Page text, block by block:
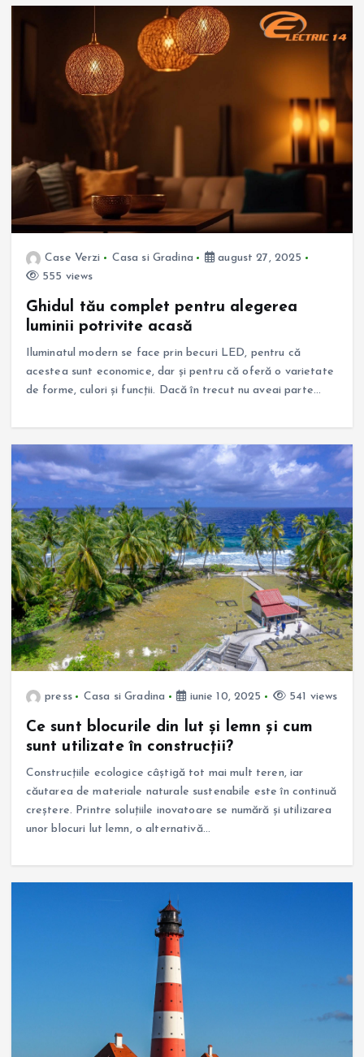
Case Verzi Casa si Gradina
august 27, 2025
555 views
Ghidul tău complet pentru alegerea
luminii potrivite acasă
Iluminatul modern se face prin becuri LED, pentru că
acestea sunt economice, dar și pentru că oferă o varietate
de forme, culori și funcții. Dacă în trecut nu aveai parte…
press Casa si Gradina iunie 10, 2025 541 views
Ce sunt blocurile din lut și lemn și cum
sunt utilizate în construcții?
Construcțiile ecologice câștigă tot mai mult teren, iar
căutarea de materiale naturale sustenabile este în continuă
creștere. Printre soluțiile inovatoare se numără și utilizarea
unor blocuri lut lemn, o alternativă…